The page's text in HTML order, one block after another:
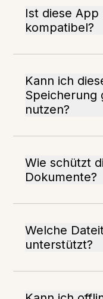
Ist diese App
kompatibel?
Kann ich
Speicherung
nutzen?
Wie schützt
Dokumente?
Welche
unterstützt?